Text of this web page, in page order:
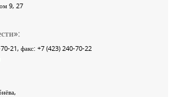
9, 27
»:
21, факс: +7 (423) 240-70-22